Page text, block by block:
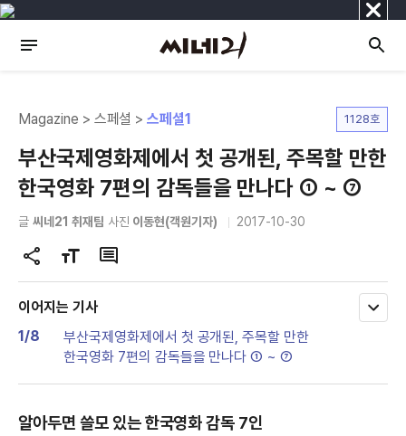
닫
기
Magazine > 스페셜 >스페셜1 1128호
부산국제영화제에서 첫 공개된, 주목할 만한
한국영화 7편의 감독들을 만나다 ① ~ ⑦
글 씨네21 취재팀 사진 이동현(객원기자) 2017-10-30
공
유
하
글
자
크
변
경
댓
글
이어지는 기사
1/8
부산국제영화제에서 첫 공개된, 주목할 만한
한국영화 7편의 감독들을 만나다 ① ~ ⑦
모
알아두면 쓸모 있는 한국영화 감독 7인